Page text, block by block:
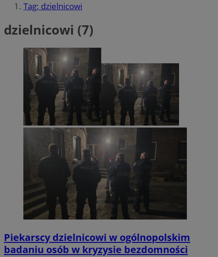
Tag: dzielnicowi
dzielnicowi (7)
Piekarscy dzielnicowi w ogólnopolskim
badaniu osób w kryzysie bezdomności